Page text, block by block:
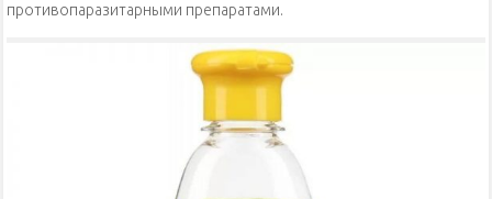
противопаразитарными препаратами.